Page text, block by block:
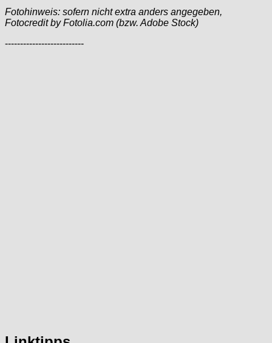
Fotohinweis: sofern nicht extra anders angegeben,
Fotocredit by Fotolia.com (bzw. Adobe Stock)
--------------------------